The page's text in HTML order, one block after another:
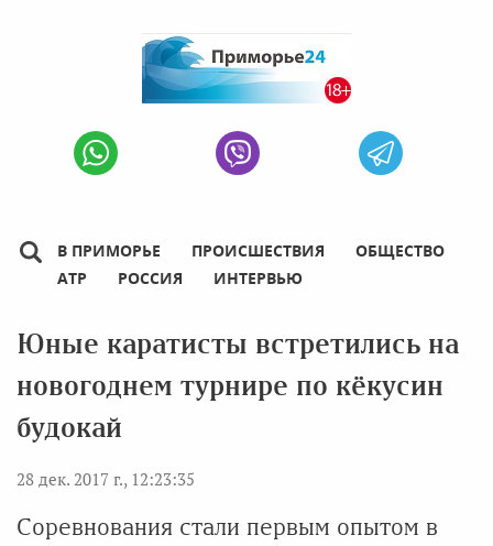
В ПРИМОРЬЕ ПРОИСШЕСТВИЯ
ОБЩЕСТВО
АТР
РОССИЯ ИНТЕРВЬЮ
Юные каратисты встретились на
новогоднем турнире по кёкусин
будокай
28 дек. 2017 г., 12:23:35
Соревнования стали первым опытом в